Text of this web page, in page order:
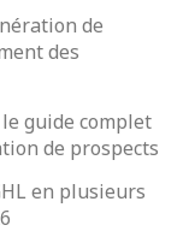
de
des
guide complet
de prospects
en plusieurs